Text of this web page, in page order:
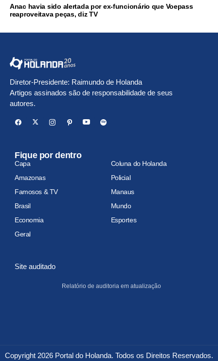
Anac havia sido alertada por ex-funcionário que Voepass
reaproveitava peças, diz TV
Diretor-Presidente: Raimundo de Holanda
Artigos assinados são de responsabilidade de seus
autores.
Fique por dentro
Capa
Coluna do Holanda
Amazonas
Policial
Famosos & TV
Manaus
Brasil
Mundo
Economia
Esportes
Geral
Site auditado
Relatório de auditoria em atualização
Copyright 2026 Portal do Holanda. Todos os Direitos Reservados.